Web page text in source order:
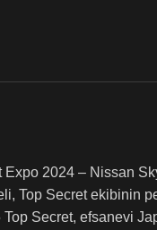
Expo 2024 – Nissan
Top Secret
Secret, efsanevi